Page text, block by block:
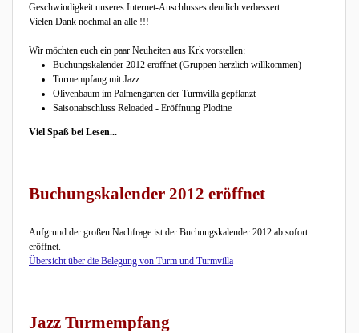
Geschwindigkeit unseres Internet-Anschlusses deutlich verbessert.
Vielen Dank nochmal an alle !!!
Wir möchten euch ein paar Neuheiten aus Krk vorstellen:
Buchungskalender 2012 eröffnet (Gruppen herzlich willkommen)
Turmempfang mit Jazz
Olivenbaum im Palmengarten der Turmvilla gepflanzt
Saisonabschluss Reloaded - Eröffnung Plodine
Viel Spaß bei Lesen...
Buchungskalender 2012 eröffnet
Aufgrund der großen Nachfrage ist der Buchungskalender 2012 ab sofort
eröffnet.
Übersicht über die Belegung von Turm und Turmvilla
Jazz Turmempfang